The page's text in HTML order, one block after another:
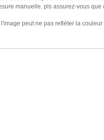
manuelle. pls assurez-vous que
peut ne pas refléter la